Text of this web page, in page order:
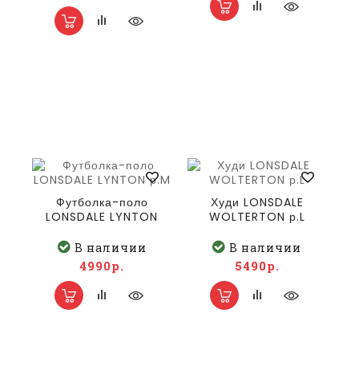
Футболка-поло
LONSDALE LYNTON
В наличии
4990р.
Худи LONSDALE
WOLTERTON р.L
В наличии
5490р.